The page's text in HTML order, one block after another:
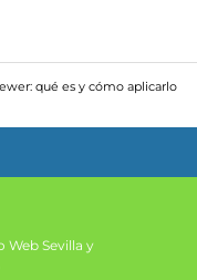
qué es y cómo aplicarlo
Web Sevilla y